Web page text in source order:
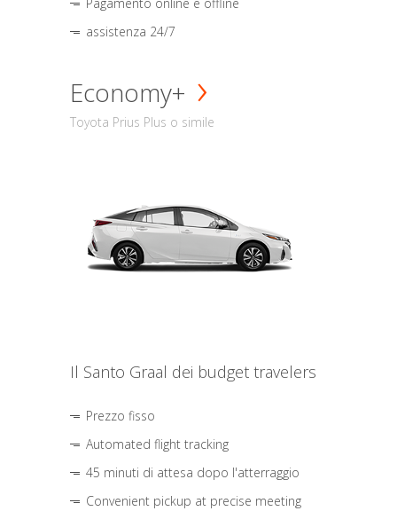
assistenza 24/7
Economy+
Toyota Prius Plus o simile
Il Santo Graal dei budget travelers
Prezzo fisso
Automated flight tracking
45 minuti di attesa dopo l'atterraggio
Convenient pickup at precise meeting